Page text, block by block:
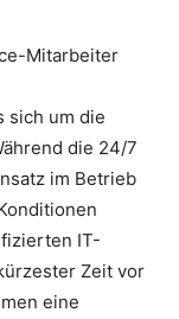
Mitarbeiter
sich um die
die 24/7
im Betrieb
IT-
Zeit vor
eine